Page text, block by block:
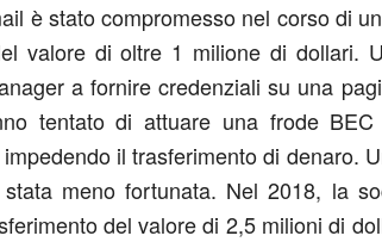
è stato compromesso nel corso di
valore di oltre 1 milione di dollari.
a fornire credenziali su una
tentato di attuare una frode
il trasferimento di denaro.
meno fortunata. Nel 2018, la
del valore di 2,5 milioni di